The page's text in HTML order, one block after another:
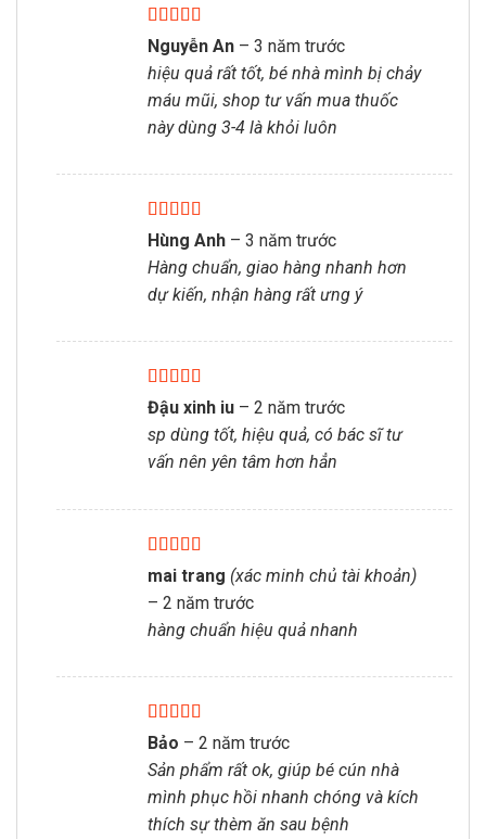
Được xếp
hạng55 sao
Nguyễn An – 3 năm trước
hiệu quả rất tốt, bé nhà mình bị chảy
máu mũi, shop tư vấn mua thuốc
này dùng 3-4 là khỏi luôn
Được xếp
hạng5 5 sao
Hùng Anh – 3 năm trước
Hàng chuẩn, giao hàng nhanh hơn
dự kiến, nhận hàng rất ưng ý
Được xếp
hạng55 sao
Đậu xinh iu – 2 năm trước
sp dùng tốt, hiệu quả, có bác sĩ tư
vấn nên yên tâm hơn hẳn
Được xếp
hạng5 5 sao
mai trang (xác minh chủ tài khoản)
– 2 năm trước
hàng chuẩn hiệu quả nhanh
Được xếp
hạng
5 sao
Bảo – 2 năm trước
Sản phẩm rất ok, giúp bé cún nhà
mình phục hồi nhanh chóng và kích
thích sự thèm ăn sau bệnh